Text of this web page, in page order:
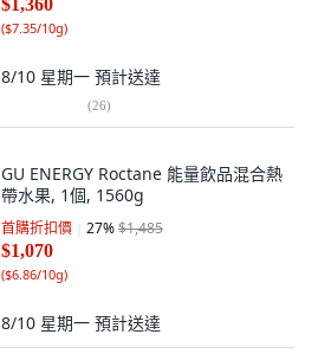
$1,360
($7.35/10g)
8/10 星期一 預計送達
(26)
GU ENERGY Roctane 能量飲品混合熱
帶水果, 1個, 1560g
首購折扣價 27%$1,485
$1,070
($6.86/10g)
8/10 星期一 預計送達